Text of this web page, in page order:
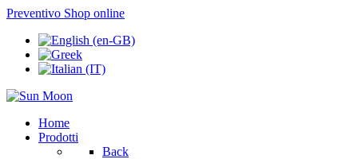
Preventivo Shop online
Home
Prodotti
Back